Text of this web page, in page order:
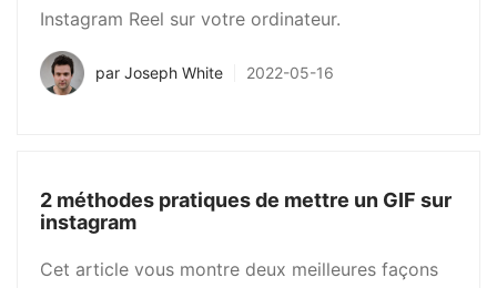
Instagram Reel sur votre ordinateur.
par Joseph White 2022-05-16
2 méthodes pratiques de mettre un GIF sur
instagram
Cet article vous montre deux meilleures façons